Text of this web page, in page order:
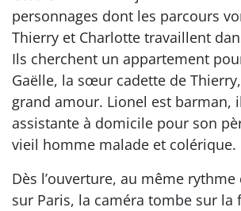
personnages dont les parcours
Thierry et Charlotte travaillent
Ils cherchent un appartement
Gaëlle, la sœur cadette de
grand amour. Lionel est barman,
assistante à domicile pour son
vieil homme malade et colérique.
Dès l’ouverture, au même
sur Paris, la caméra tombe sur la